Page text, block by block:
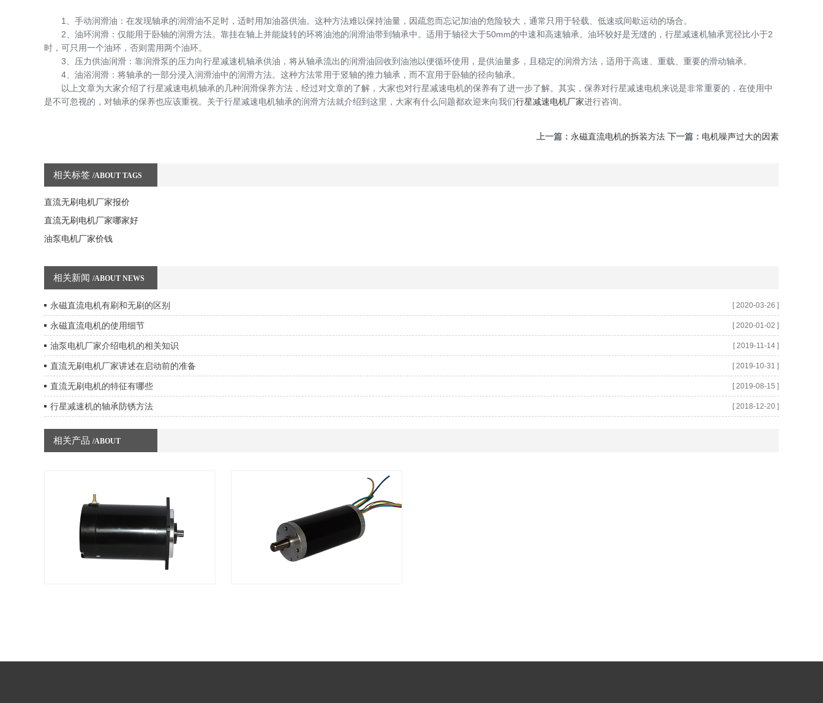
1、手动润滑油：在发现轴承的润滑油不足时，适时用加油器供油。这种方法难以保持油量，因疏忽而忘记加油的危险较大，通常只用于轻载、低速或间歇运动的场合。
2、油环润滑：仅能用于卧轴的润滑方法。靠挂在轴上并能旋转的环将油池的润滑油带到轴承中。适用于轴径大于50mm的中速和高速轴承。油环较好是无缝的，行星减速机轴承宽径比小于2
时，可只用一个油环，否则需用两个油环。
3、压力供油润滑：靠润滑泵的压力向行星减速机轴承供油，将从轴承流出的润滑油回收到油池以便循环使用，是供油量多，且稳定的润滑方法，适用于高速、重载、重要的滑动轴承。
4、油浴润滑：将轴承的一部分浸入润滑油中的润滑方法。这种方法常用于竖轴的推力轴承，而不宜用于卧轴的径向轴承。
以上文章为大家介绍了行星减速电机轴承的几种润滑保养方法，经过对文章的了解，大家也对行星减速电机的保养有了进一步了解。其实，保养对行星减速电机来说是非常重要的，在使用中
是不可忽视的，对轴承的保养也应该重视。关于行星减速电机轴承的润滑方法就介绍到这里，大家有什么问题都欢迎来向我们行星减速电机厂家进行咨询。
上一篇： 永磁直流电机的拆装方法 下一篇： 电机噪声过大的因素
相关标签 /ABOUT TAGS
直流无刷电机厂家报价
直流无刷电机厂家哪家好
油泵电机厂家价钱
相关新闻 /ABOUT NEWS
永磁直流电机有刷和无刷的区别 [ 2020-03-26 ]
永磁直流电机的使用细节 [ 2020-01-02 ]
油泵电机厂家介绍电机的相关知识 [ 2019-11-14 ]
直流无刷电机厂家讲述在启动前的准备 [ 2019-10-31 ]
直流无刷电机的特征有哪些 [ 2019-08-15 ]
行星减速机的轴承防锈方法 [ 2018-12-20 ]
相关产品 /ABOUT